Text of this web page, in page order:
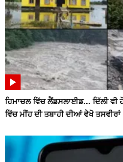
ਹਿਮਾਚਲ ਵਿੱਚ ਲੈਂਡਸਲਾਈਡ... ਦਿੱਲੀ
ਵਿੱਚ ਮੀਂਹ ਦੀ ਤਬਾਹੀ ਦੀਆਂ ਵੇਖੋ ਤਸਵੀਰਾਂ